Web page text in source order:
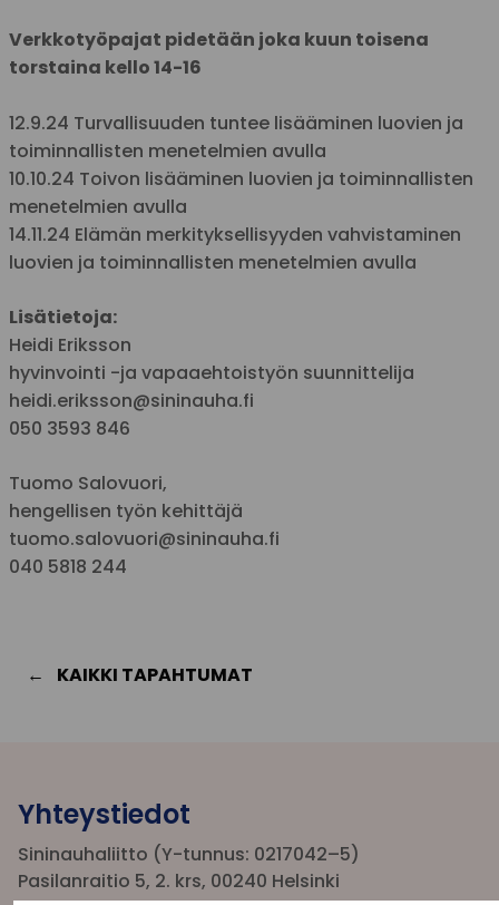
Verkkotyöpajat pidetään joka kuun toisena
torstaina kello 14-16
12.9.24 Turvallisuuden tuntee lisääminen luovien ja
toiminnallisten menetelmien avulla
10.10.24 Toivon lisääminen luovien ja toiminnallisten
menetelmien avulla
14.11.24 Elämän merkityksellisyyden vahvistaminen
luovien ja toiminnallisten menetelmien avulla
Lisätietoja:
Heidi Eriksson
hyvinvointi -ja vapaaehtoistyön suunnittelija
heidi.eriksson@sininauha.fi
050 3593 846
Tuomo Salovuori,
hengellisen työn kehittäjä
tuomo.salovuori@sininauha.fi
040 5818 244
KAIKKI TAPAHTUMAT
Yhteystiedot
Sininauhaliitto (Y-tunnus: 0217042–5)
Pasilanraitio 5, 2. krs, 00240 Helsinki